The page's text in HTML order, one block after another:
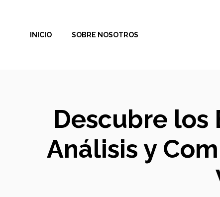
contenidoINICIO SOBRE NOSOTROS
Descubre los
Análisis y